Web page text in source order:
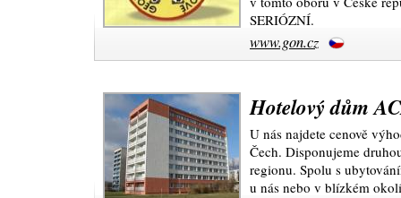
SERIÓZNÍ.
www.gon.cz
Hotelový dům
U nás najdete cenově
Čech. Disponujeme
regionu. Spolu s
u nás nebo v blízkém